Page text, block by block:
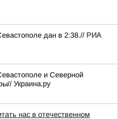
дан в 2:38.// РИА
и Северной
Украина.ру
нас в отечественном